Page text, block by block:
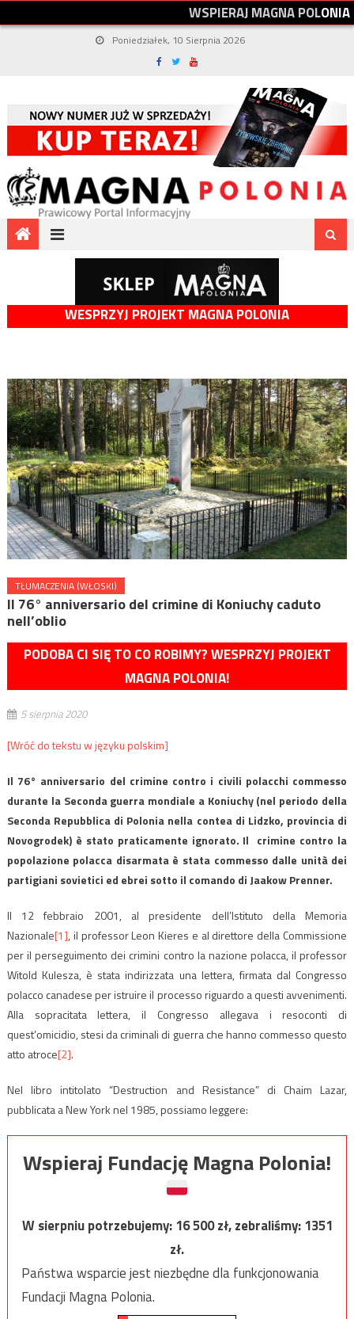
WSPIERAJMAGNAPOLONIA
Poniedziałek, 10 Sierpnia 2026
WESPRZYJ PROJEKT MAGNA POLONIA
TŁUMACZENIA (WŁOSKI)
Il 76° anniversario del crimine di Koniuchy caduto
nell’oblio
PODOBA CI SIĘ TO CO ROBIMY? WESPRZYJ PROJEKT
MAGNA POLONIA!
5 sierpnia 2020
[Wróć do tekstu w języku polskim]
Il 76° anniversario del crimine contro i civili polacchi commesso
durante la Seconda guerra mondiale a Koniuchy (nel periodo della
Seconda Repubblica di Polonia nella contea di Lidzko, provincia di
Novogrodek) è stato praticamente ignorato. Il crimine contro la
popolazione polacca disarmata è stata commesso dalle unità dei
partigiani sovietici ed ebrei sotto il comando di Jaakow Prenner.
Il 12 febbraio 2001, al presidente dell’Istituto della Memoria
Nazionale[1], il professor Leon Kieres e al direttore della Commissione
per il perseguimento dei crimini contro la nazione polacca, il professor
Witold Kulesza, è stata indirizzata una lettera, firmata dal Congresso
polacco canadese per istruire il processo riguardo a questi avvenimenti.
Alla sopracitata lettera, il Congresso allegava i resoconti di
quest’omicidio, stesi da criminali di guerra che hanno commesso questo
atto atroce[2].
Nel libro intitolato “Destruction and Resistance” di Chaim Lazar,
pubblicata a New York nel 1985, possiamo leggere:
Wspieraj Fundację Magna Polonia!
W sierpniu potrzebujemy:16 500zł, zebraliśmy:1351
zł.
Państwa wsparcie jest niezbędne dla funkcjonowania
Fundacji Magna Polonia.